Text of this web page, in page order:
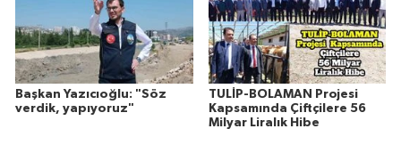
Başkan Yazıcıoğlu: "Söz
verdik, yapıyoruz"
TULİP-BOLAMAN Projesi
Kapsamında Çiftçilere 56
Milyar Liralık Hibe